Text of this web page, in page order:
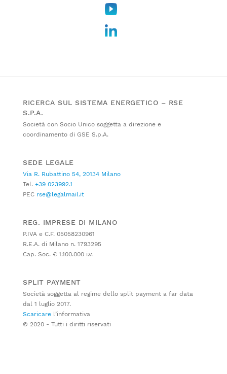
RICERCA SUL SISTEMA ENERGETICO – RSE
S.P.A.
Società con Socio Unico soggetta a direzione e
coordinamento di GSE S.p.A.
SEDE LEGALE
Via R. Rubattino 54, 20134 Milano
Tel. +39 023992.1
PEC rse@legalmail.it
REG. IMPRESE DI MILANO
P.IVA e C.F. 05058230961
R.E.A. di Milano n. 1793295
Cap. Soc. € 1.100.000 i.v.
SPLIT PAYMENT
Società soggetta al regime dello split payment a far data
dal 1 luglio 2017.
Scaricare l’informativa
© 2020 - Tutti i diritti riservati